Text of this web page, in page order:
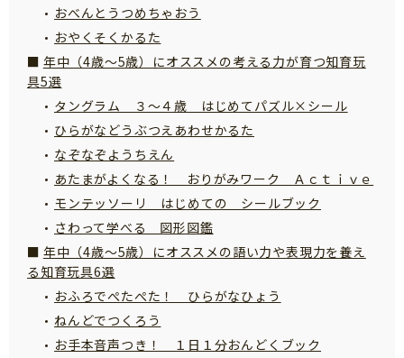
お問い合わせ
おべんとうつめちゃおう
おやくそくかるた
年中（4歳～5歳）にオススメの考える力が育つ知育玩
具5選
タングラム ３～４歳 はじめてパズル×シール
ひらがなどうぶつえあわせかるた
なぞなぞようちえん
あたまがよくなる！ おりがみワーク Ａｃｔｉｖｅ
モンテッソーリ はじめての シールブック
さわって学べる 図形図鑑
年中（4歳～5歳）にオススメの語い力や表現力を養え
る知育玩具6選
おふろでぺたぺた！ ひらがなひょう
ねんどでつくろう
お手本音声つき！ １日１分おんどくブック